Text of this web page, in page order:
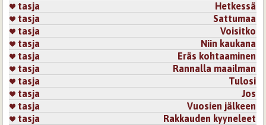
nrakkautta täynnä oleva hetkesi
Onnitteluni ♡♡♡
Kirjaudutairekisteröidykommentoidaksesi
2.3.2017 19:55tasja
- kiitos paljon-
Kirjaudu
kommentoidaksesi
tasja
Hetkessä
tasja
Sattumaa
tasja
Voisitko
tasja
Niin kaukana
tasja
Eräs kohtaaminen
tasja
Rannalla maailman
tasja
Tulosi
tasja
Jos
tasja
Vuosien jälkeen
tasja
Rakkauden kyyneleet